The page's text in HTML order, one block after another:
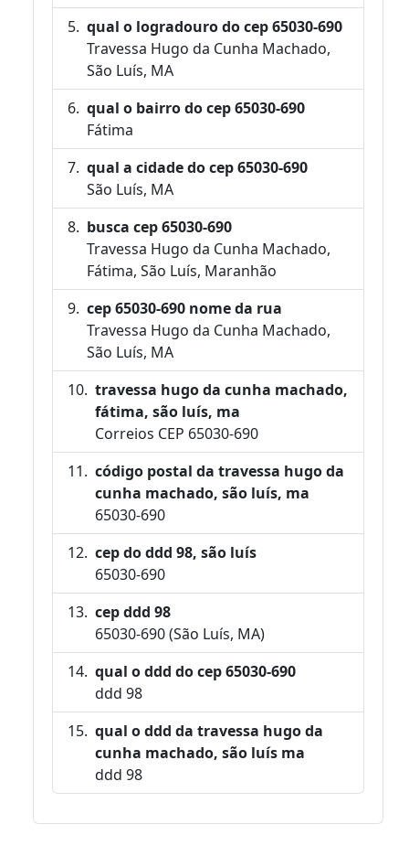
qual o logradouro do cep 65030-690
Travessa Hugo da Cunha Machado,
São Luís, MA
qual o bairro do cep 65030-690
Fátima
qual a cidade do cep 65030-690
São Luís, MA
busca cep 65030-690
Travessa Hugo da Cunha Machado,
Fátima, São Luís, Maranhão
cep 65030-690 nome da rua
Travessa Hugo da Cunha Machado,
São Luís, MA
travessa hugo da cunha machado,
fátima, são luís, ma
Correios CEP 65030-690
código postal da travessa hugo da
cunha machado, são luís, ma
65030-690
cep do ddd 98, são luís
65030-690
cep ddd 98
65030-690 (São Luís, MA)
qual o ddd do cep 65030-690
ddd 98
qual o ddd da travessa hugo da
cunha machado, são luís ma
ddd 98